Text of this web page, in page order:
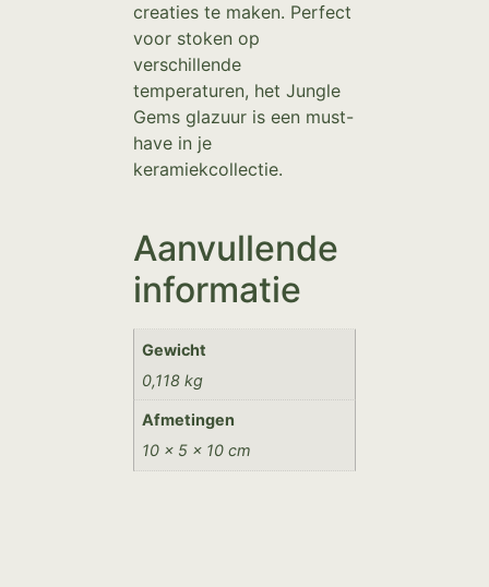
creaties te maken. Perfect
voor stoken op
verschillende
temperaturen, het Jungle
Gems glazuur is een must-
have in je
keramiekcollectie.
Aanvullende
informatie
Gewicht
0,118 kg
Afmetingen
10 × 5 × 10 cm